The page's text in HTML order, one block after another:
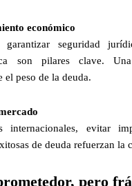
económico
garantizar seguridad
son pilares clave.
el peso de la deuda.
internacionales, evitar
de deuda refuerzan la
pero